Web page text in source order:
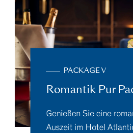
PACKAGE V
Romantik Pur
Genießen Sie eine
Auszeit im Hotel